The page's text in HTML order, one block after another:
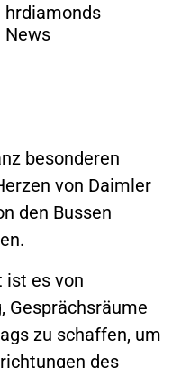
hrdiamonds
News
besonderen
von Daimler
den Bussen
ist es von
Gesprächsräume
zu schaffen, um
des